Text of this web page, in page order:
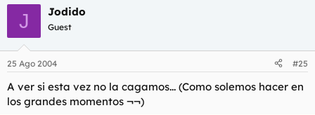
J Jodido
Guest
25 Ago 2004 #25
A ver si esta vez no la cagamos... (Como solemos hacer en
los grandes momentos ¬¬)